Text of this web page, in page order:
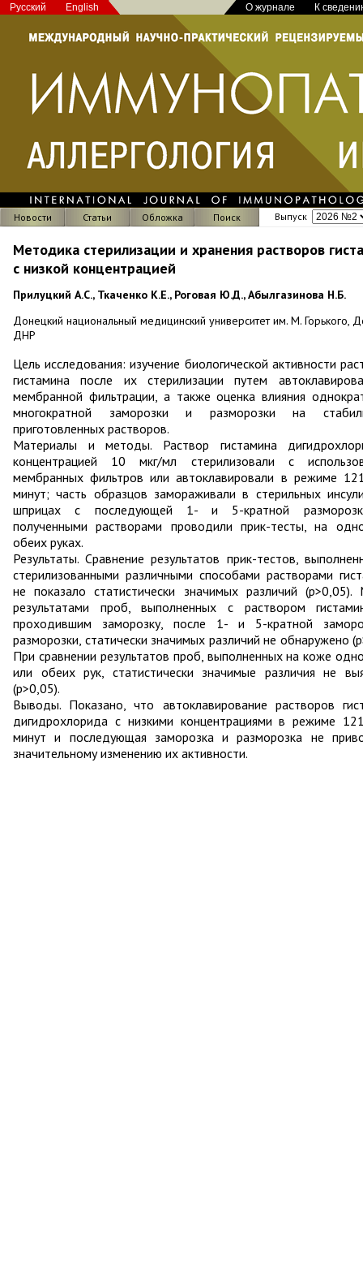
Русский English О журнале К
Новости Статьи Обложка Поиск Выпуск
Методика стерилизации и хранения растворов
с низкой концентрацией
Прилуцкий А.С., Ткаченко К.Е., Роговая Ю.Д., Абылгазинова Н.Б.
Донецкий национальный медицинский университет им. М. Горького,
ДНР
Цель исследования: изучение биологической активности
гистамина после их стерилизации путем
мембранной фильтрации, а также оценка влияния
многократной заморозки и разморозки на
приготовленных растворов.
Материалы и методы. Раствор гистамина
концентрацией 10 мкг/мл стерилизовали с
мембранных фильтров или автоклавировали в режиме
минут; часть образцов замораживали в стерильных
шприцах с последующей 1- и 5-кратной
полученными растворами проводили прик-тесты, на
обеих руках.
Результаты. Сравнение результатов прик-тестов,
стерилизованными различными способами растворами
не показало статистически значимых различий
результатами проб, выполненных с раствором
проходившим заморозку, после 1- и 5-кратной
разморозки, статически значимых различий не обнаружено
При сравнении результатов проб, выполненных на коже
или обеих рук, статистически значимые различия не
(p>0,05).
Выводы. Показано, что автоклавирование растворов
дигидрохлорида с низкими концентрациями в режиме
минут и последующая заморозка и разморозка не
значительному изменению их активности.